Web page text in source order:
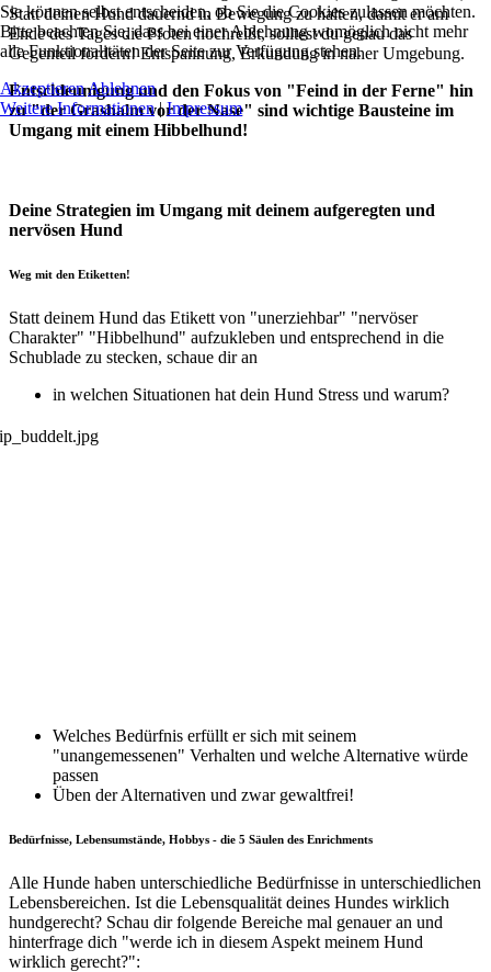
Statt deinen Hund dauernd in Bewegung zu halten, damit er am
Ende des Tages die Pfoten hochreißt, solltest du genau das
Gegenteil fördern! Entspannung, Erkundung in naher Umgebung.
Entschleunigung und den Fokus von "Feind in der Ferne" hin
zu "der Grashalm vor der Nase" sind wichtige Bausteine im
Umgang mit einem Hibbelhund!
Deine Strategien im Umgang mit deinem aufgeregten und
nervösen Hund
Weg mit den Etiketten!
Statt deinem Hund das Etikett von "unerziehbar" "nervöser
Charakter" "Hibbelhund" aufzukleben und entsprechend in die
Schublade zu stecken, schaue dir an
in welchen Situationen hat dein Hund Stress und warum?
Welches Bedürfnis erfüllt er sich mit seinem
"unangemessenen" Verhalten und welche Alternative würde
passen
Üben der Alternativen und zwar gewaltfrei!
Bedürfnisse, Lebensumstände, Hobbys - die 5 Säulen des Enrichments
Alle Hunde haben unterschiedliche Bedürfnisse in unterschiedlichen
Lebensbereichen. Ist die Lebensqualität deines Hundes wirklich
hundgerecht? Schau dir folgende Bereiche mal genauer an und
hinterfrage dich "werde ich in diesem Aspekt meinem Hund
wirklich gerecht?":
Sie können selbst entscheiden, ob Sie die Cookies zulassen möchten.
Bitte beachten Sie, dass bei einer Ablehnung womöglich nicht mehr
alle Funktionalitäten der Seite zur Verfügung stehen.
AkzeptierenAblehnen
Weitere Informationen|Impressum